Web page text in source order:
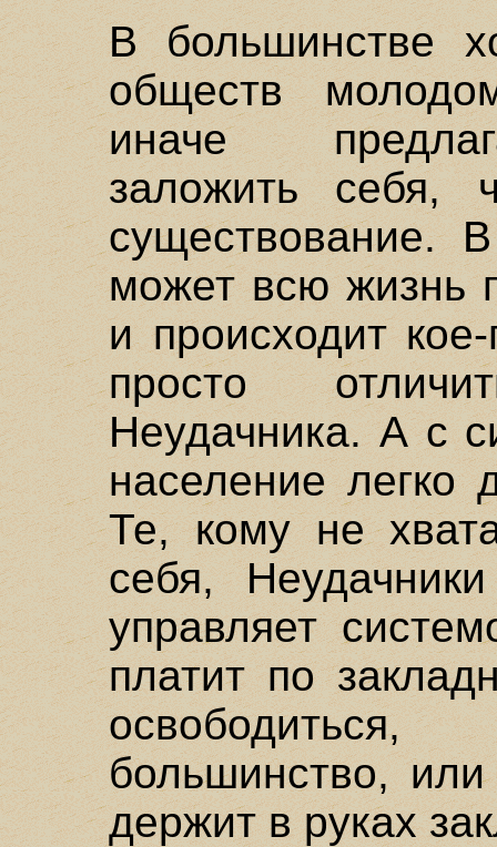
В большинстве
обществ
иначе
заложить себя,
существование.
может всю жизнь
и происходит
просто
Неудачника. А с
население легко
Те, кому не
себя,
управляет
платит по
большинство,
держит в руках